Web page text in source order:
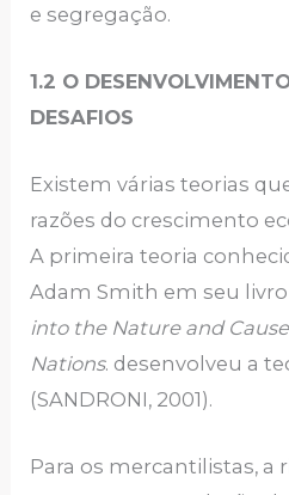
e segregação.
1.2 O
DESAFIOS
Existem várias teorias
razões do crescimento
A primeira teoria
Adam Smith em seu livro
into the Nature and
Nations. desenvolveu a
(SANDRONI, 2001).
Para os mercantilistas, a